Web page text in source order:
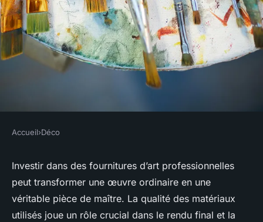
Les fournitures d'art
professionnelles : investir
dans la qualité
Accueil›Déco
Investir dans des fournitures d’art professionnelles
peut transformer une œuvre ordinaire en une
véritable pièce de maître. La qualité des matériaux
utilisés joue un rôle crucial dans le rendu final et la